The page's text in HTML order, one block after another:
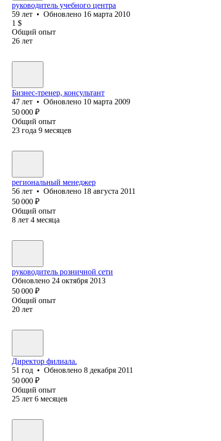
руководитель учебного центра
59 лет • Обновлено 16 марта 2010
1 $
Общий опыт
26 лет
Бизнес-тренер, консультант
47 лет • Обновлено 10 марта 2009
50 000 ₽
Общий опыт
23 года 9 месяцев
региональный менеджер
56 лет • Обновлено 18 августа 2011
50 000 ₽
Общий опыт
8 лет 4 месяца
руководитель розничной сети
Обновлено 24 октября 2013
50 000 ₽
Общий опыт
20 лет
Директор филиала.
51 год • Обновлено 8 декабря 2011
50 000 ₽
Общий опыт
25 лет 6 месяцев